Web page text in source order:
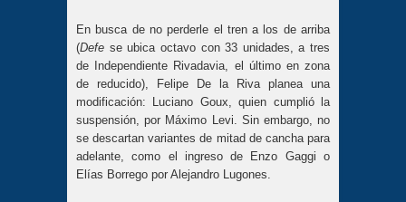
En busca de no perderle el tren a los de arriba
(Defe se ubica octavo con 33 unidades, a tres
de Independiente Rivadavia, el último en zona
de reducido), Felipe De la Riva planea una
modificación: Luciano Goux, quien cumplió la
suspensión, por Máximo Levi. Sin embargo, no
se descartan variantes de mitad de cancha para
adelante, como el ingreso de Enzo Gaggi o
Elías Borrego por Alejandro Lugones.